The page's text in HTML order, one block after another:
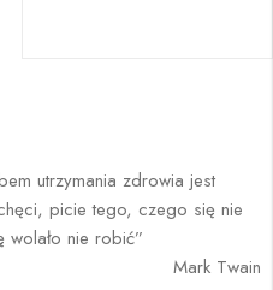
utrzymania zdrowia jest
picie tego, czego się nie
nie robić”
Mark Twain